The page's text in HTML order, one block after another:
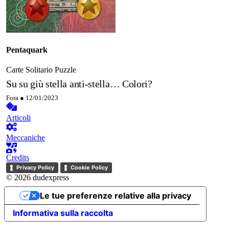
Pentaquark
Carte Solitario Puzzle
Su su giù stella anti-stella… Colori?
Fora ● 12/01/2023
Articoli
Meccaniche
Credits
Privacy Policy Cookie Policy
© 2026 dudexpress
Informativa sulla raccolta
Le tue preferenze relative alla privacy